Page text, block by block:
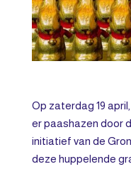
Op zaterdag 19
er paashazen door
initiatief van de
deze huppelende